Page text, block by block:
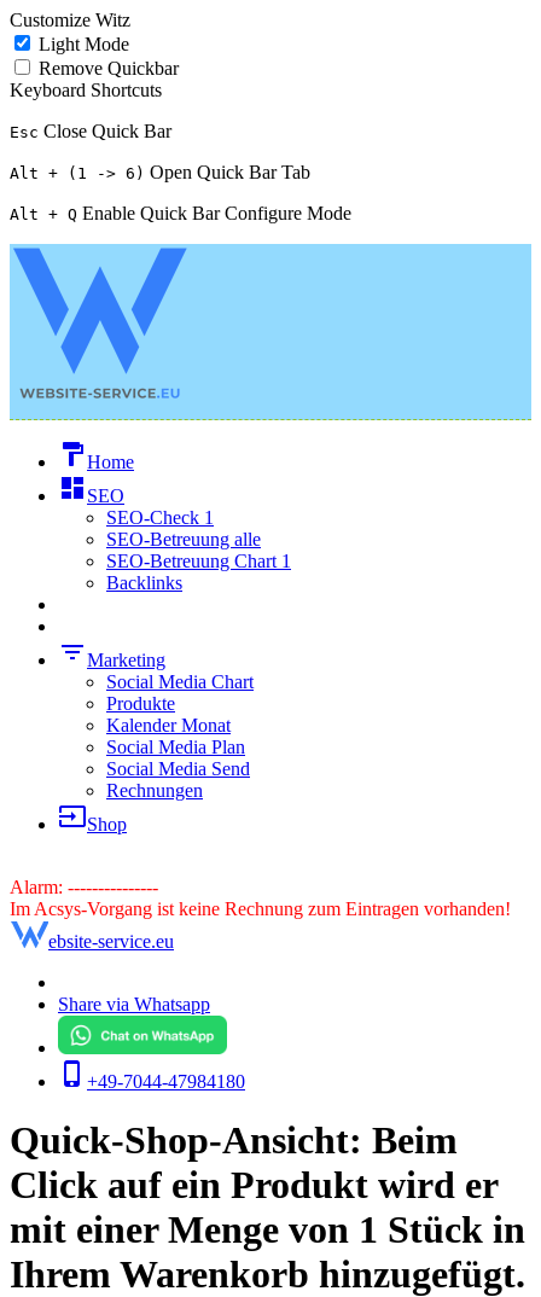
Customize Witz
Light Mode
Remove Quickbar
Keyboard Shortcuts
Esc Close Quick Bar
Alt + (1 -> 6) Open Quick Bar Tab
Alt + Q Enable Quick Bar Configure Mode
format_paintHome
dashboard SEO
SEO-Check 1
SEO-Betreuung alle
SEO-Betreuung Chart 1
Backlinks
filter_listMarketing
Social Media Chart
Produkte
Kalender Monat
Social Media Plan
Social Media Send
Rechnungen
inputShop
Alarm: ---------------
Im Acsys-Vorgang ist keine Rechnung zum Eintragen vorhanden!
ebsite-service.eu
Share via Whatsapp
phone_iphone +49-7044-47984180
Quick-Shop-Ansicht: Beim
Click auf ein Produkt wird er
mit einer Menge von 1 Stück in
Ihrem Warenkorb hinzugefügt.